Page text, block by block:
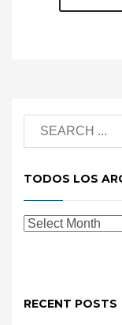
TODOS LOS
RECENT POSTS